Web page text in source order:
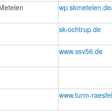
sk-ochtrup.de
www.ssv56.de
www.turm-